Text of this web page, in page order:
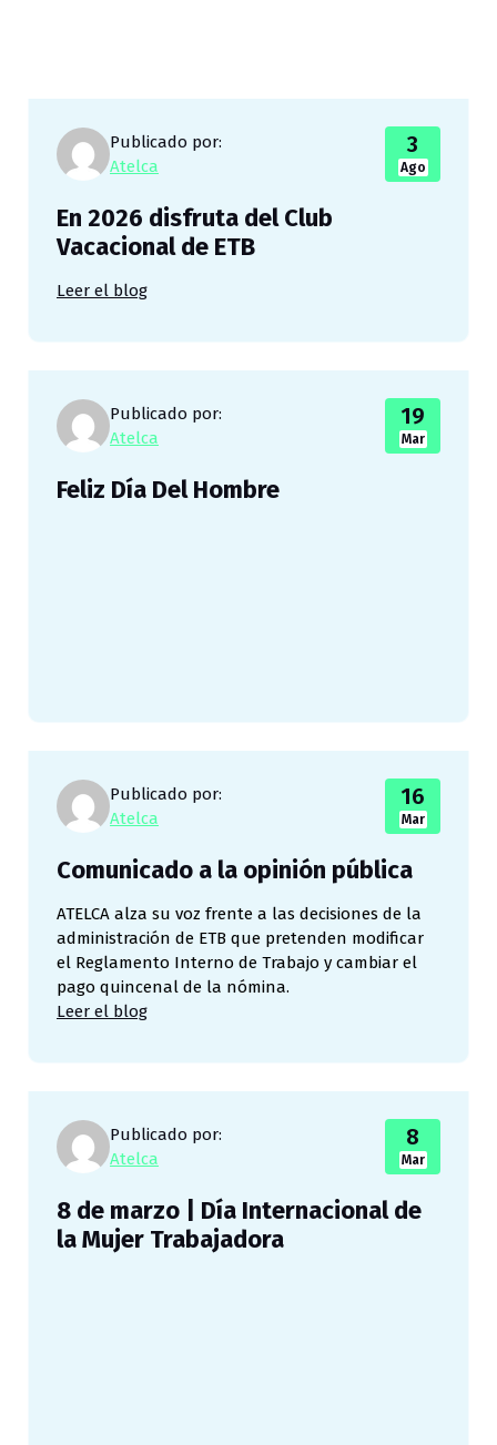
Publicado por:
Atelca
3
Ago
En 2026 disfruta del Club
Vacacional de ETB
Leer el blog
Publicado por:
Atelca
19
Mar
Feliz Día Del Hombre
Publicado por:
Atelca
16
Mar
Comunicado a la opinión pública
ATELCA alza su voz frente a las decisiones de la
administración de ETB que pretenden modificar
el Reglamento Interno de Trabajo y cambiar el
pago quincenal de la nómina.
Leer el blog
Publicado por:
Atelca
8
Mar
8 de marzo | Día Internacional de
la Mujer Trabajadora